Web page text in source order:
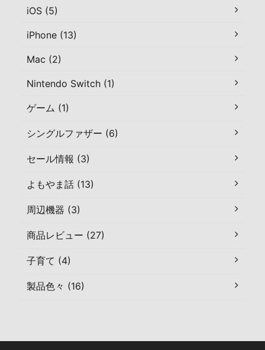
iOS (5)
iPhone (13)
Mac (2)
Nintendo Switch (1)
ゲーム (1)
シングルファザー (6)
セール情報 (3)
よもやま話 (13)
周辺機器 (3)
商品レビュー (27)
子育て (4)
製品色々 (16)